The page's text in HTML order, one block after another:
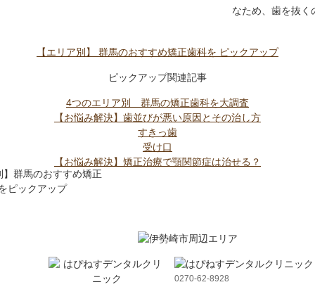
なため、歯を抜く
【エリア別】 群馬のおすすめ矯正歯科を ピックアップ
ピックアップ関連記事
4つのエリア別 群馬の矯正歯科を大調査
【お悩み解決】歯並びが悪い原因とその治し方
すきっ歯
受け口
【お悩み解決】矯正治療で顎関節症は治せる？
0270-62-8928